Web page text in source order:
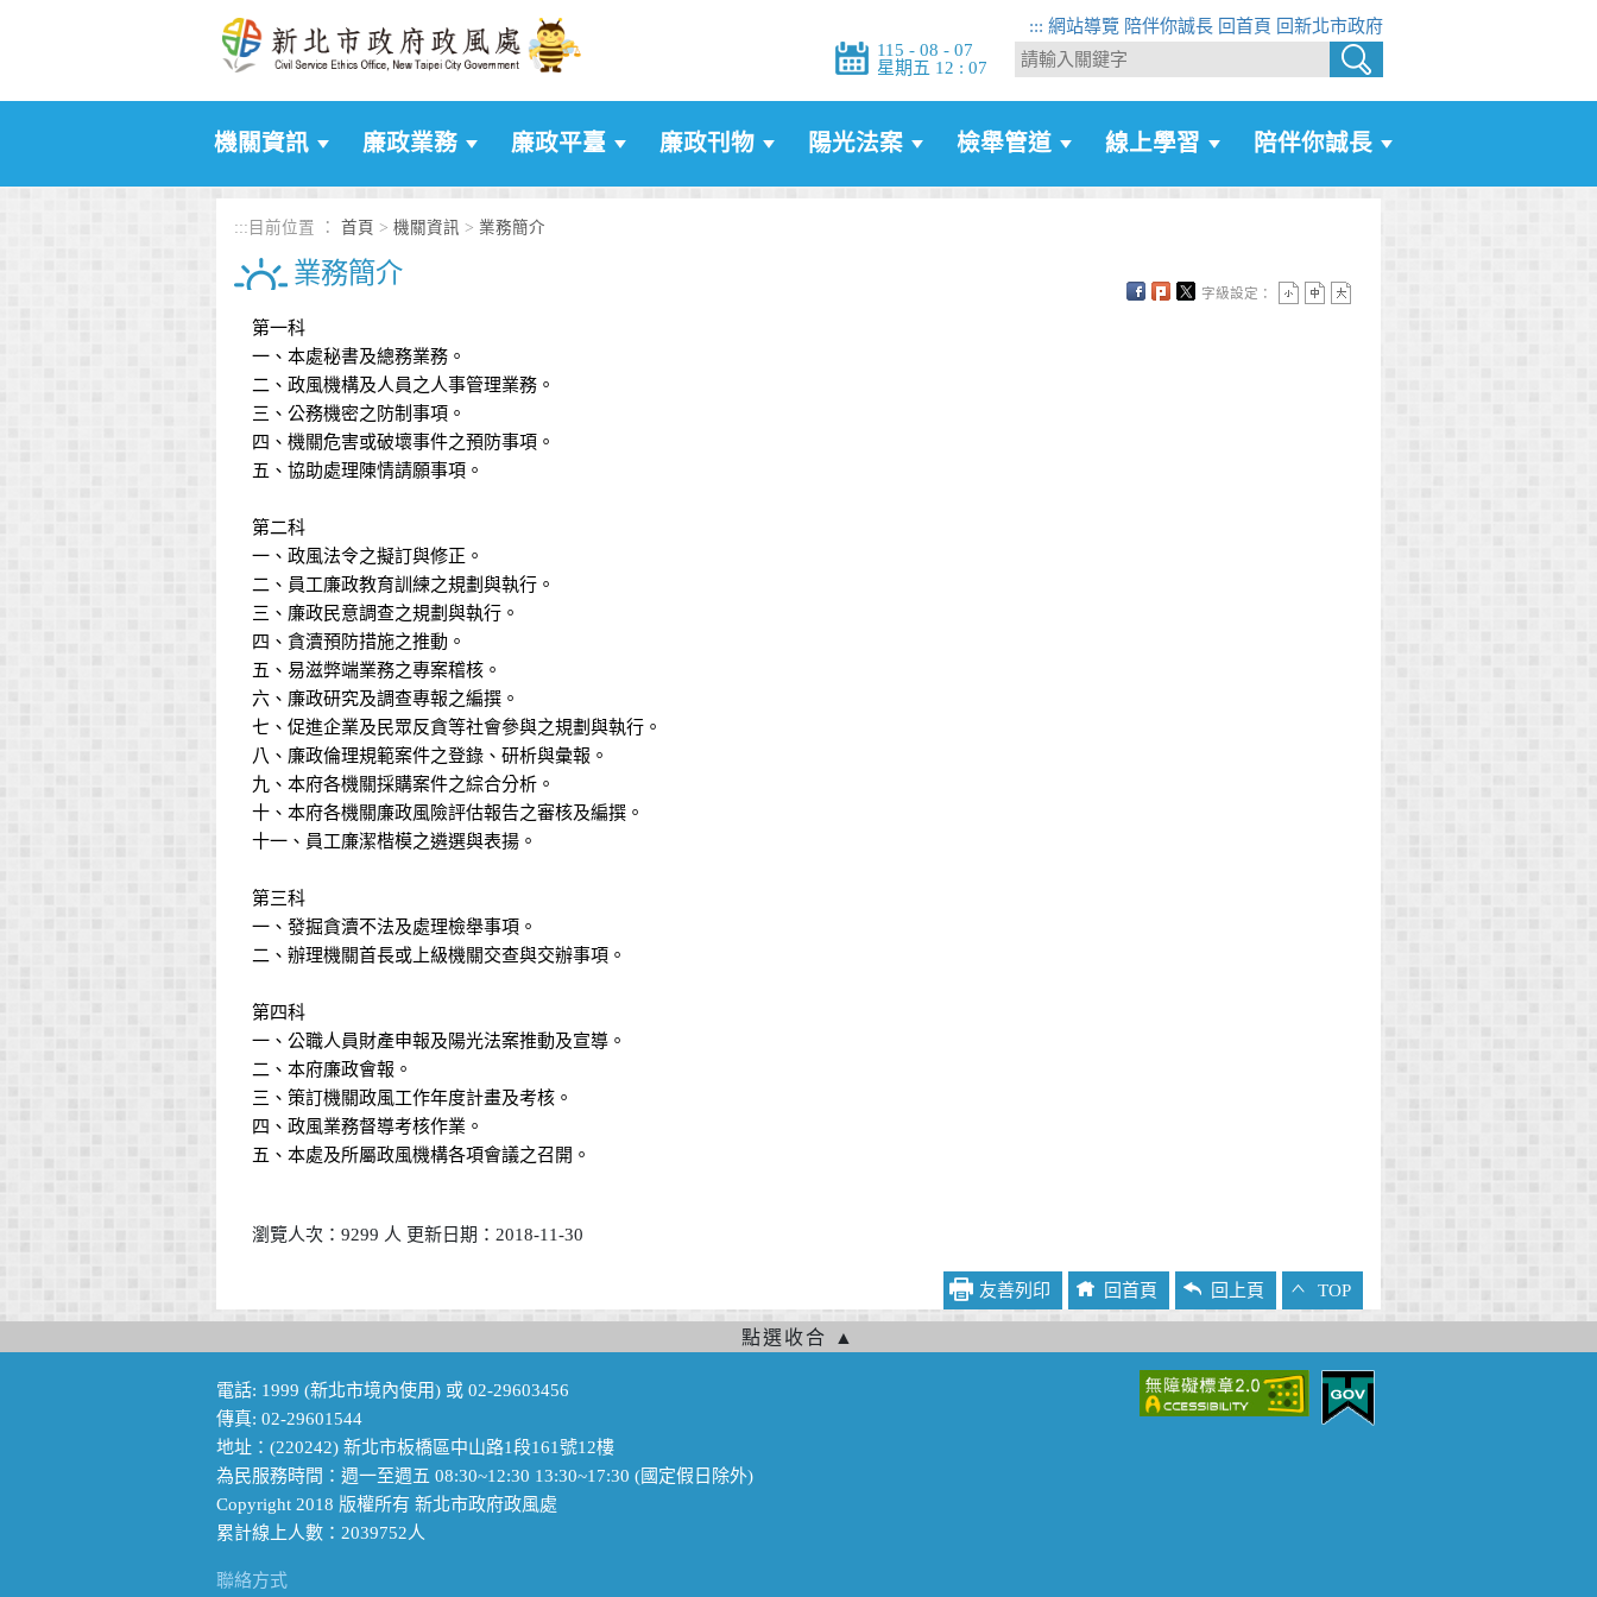
::: 網站導覽 陪伴你誠長 回首頁
回新北市政府
115 - 08 - 07
星期五 12 : 07
機關資訊 廉政業務 廉政平臺 廉政刊物 陽光法案 檢舉管道 線上學習 陪伴你誠長
::: 目前位置 ： 首頁 > 機關資訊 > 業務簡介
業務簡介
字級設定：
第一科
一、本處秘書及總務業務。
二、政風機構及人員之人事管理業務。
三、公務機密之防制事項。
四、機關危害或破壞事件之預防事項。
五、協助處理陳情請願事項。
第二科
一、政風法令之擬訂與修正。
二、員工廉政教育訓練之規劃與執行。
三、廉政民意調查之規劃與執行。
四、貪瀆預防措施之推動。
五、易滋弊端業務之專案稽核。
六、廉政研究及調查專報之編撰。
七、促進企業及民眾反貪等社會參與之規劃與執行。
八、廉政倫理規範案件之登錄、研析與彙報。
九、本府各機關採購案件之綜合分析。
十、本府各機關廉政風險評估報告之審核及編撰。
十一、員工廉潔楷模之遴選與表揚。
第三科
一、發掘貪瀆不法及處理檢舉事項。
二、辦理機關首長或上級機關交查與交辦事項。
第四科
一、公職人員財產申報及陽光法案推動及宣導。
二、本府廉政會報。
三、策訂機關政風工作年度計畫及考核。
四、政風業務督導考核作業。
五、本處及所屬政風機構各項會議之召開。
瀏覽人次：9299 人 更新日期：2018-11-30
友善列印 回首頁 回上頁 TOP
聯絡方式
電話: 1999 (新北市境內使用) 或 02-29603456
傳真: 02-29601544
地址：(220242) 新北市板橋區中山路1段161號12樓
為民服務時間：週一至週五 08:30~12:30 13:30~17:30 (國定假日除外)
Copyright 2018 版權所有 新北市政府政風處
累計線上人數：2039752人